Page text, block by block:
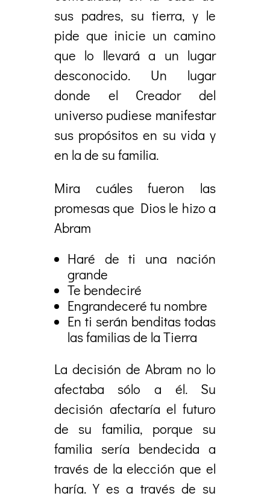
sus padres, su tierra, y le
pide que inicie un camino
que lo llevará a un lugar
desconocido. Un lugar
donde el Creador del
universo pudiese manifestar
sus propósitos en su vida y
en la de su familia.
Mira cuáles fueron las
promesas que Dios le hizo a
Abram
Haré de ti una nación
grande
Te bendeciré
Engrandeceré tu nombre
En ti serán benditas todas
las familias de la Tierra
La decisión de Abram no lo
afectaba sólo a él. Su
decisión afectaría el futuro
de su familia, porque su
familia sería bendecida a
través de la elección que el
haría. Y es a través de su